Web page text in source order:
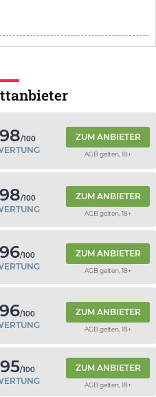
98/100 ZUM ANBIETER
AGB gelten, 18+
98/100 ZUM ANBIETER
AGB gelten, 18+
96/100 ZUM ANBIETER
AGB gelten, 18+
96/100 ZUM ANBIETER
AGB gelten, 18+
95/100 ZUM ANBIETER
AGB gelten, 18+